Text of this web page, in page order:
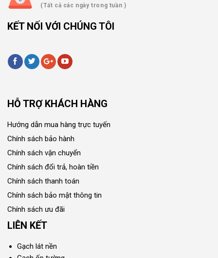
(Tất cả các ngày trong tuần )
KẾT NỐI VỚI CHÚNG TÔI
HỖ TRỢ KHÁCH HÀNG
Hướng dẫn mua hàng trực tuyến
Chính sách bảo hành
Chính sách vận chuyển
Chính sách đổi trả, hoàn tiền
Chính sách thanh toán
Chính sách bảo mật thông tin
Chính sách ưu đãi
LIÊN KẾT
Gạch lát nền